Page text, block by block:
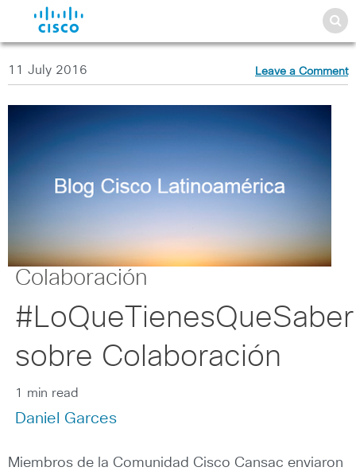
11 July 2016 Leave a Comment
Colaboración
#LoQueTienesQueSaber
sobre Colaboración
1 min read
Daniel Garces
Miembros de la Comunidad Cisco Cansac enviaron